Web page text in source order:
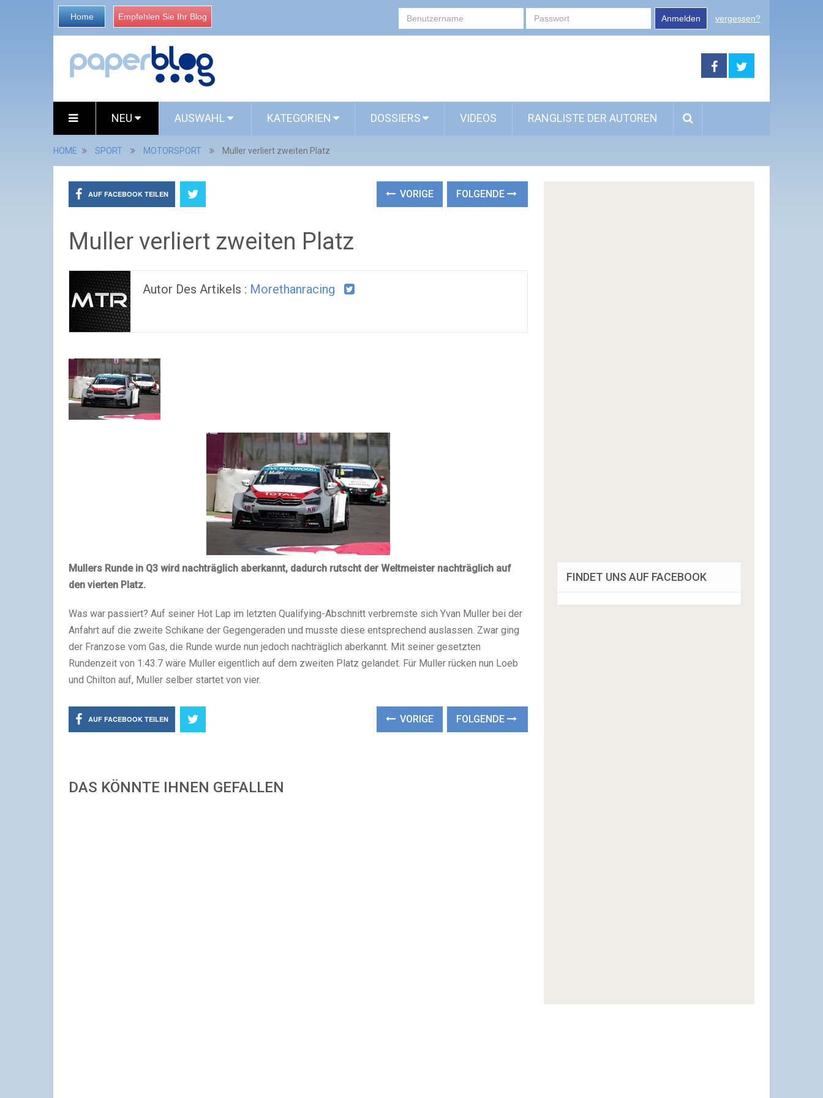
Home Empfehlen Sie Ihr Blog Anmelden vergessen?
NEU AUSWAHL KATEGORIEN DOSSIERS VIDEOS RANGLISTE DER AUTOREN
HOME SPORT MOTORSPORT Muller verliert zweiten Platz
AUF FACEBOOK TEILEN VORIGE FOLGENDE
Muller verliert zweiten Platz
Autor Des Artikels : Morethanracing
Mullers Runde in Q3 wird nachträglich aberkannt, dadurch rutscht der Weltmeister nachträglich auf
den vierten Platz.
Was war passiert? Auf seiner Hot Lap im letzten Qualifying-Abschnitt verbremste sich Yvan Muller bei der
Anfahrt auf die zweite Schikane der Gegengeraden und musste diese entsprechend auslassen. Zwar ging
der Franzose vom Gas, die Runde wurde nun jedoch nachträglich aberkannt. Mit seiner gesetzten
Rundenzeit von 1:43.7 wäre Muller eigentlich auf dem zweiten Platz gelandet. Für Muller rücken nun Loeb
und Chilton auf, Muller selber startet von vier.
AUF FACEBOOK TEILEN VORIGE FOLGENDE
DAS KÖNNTE IHNEN GEFALLEN
FINDET UNS AUF FACEBOOK